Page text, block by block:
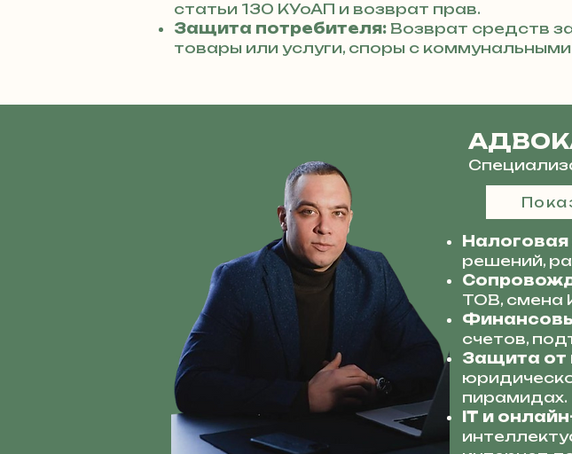
статьи 130 КУоАП и возврат прав.
Защита потребителя: Возврат средств
товары или услуги, споры с
решений,
ТОВ, смена
счетов,
Защита от
пирамидах.
IT и